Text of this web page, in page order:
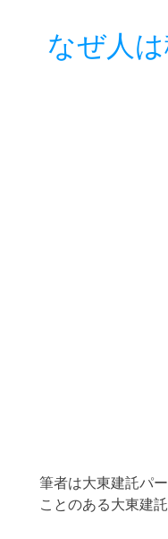
なぜ人
筆者は大東建託パ
ことのある大東建